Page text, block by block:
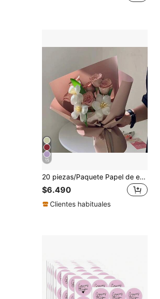
15
20 piezas/Paquete Papel de envolver a prueba de agua de unicolor con flores, material de embalaje para floristería
$6.490
Clientes habituales